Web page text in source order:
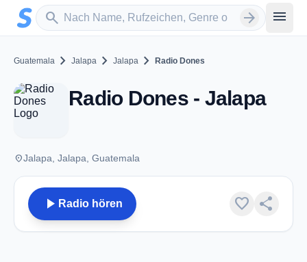
Zum Hauptinhalt springen
search
Sender suchen arrow_forward menu
Guatemala chevron_right Jalapa chevron_right Jalapa chevron_right Radio Dones
Radio Dones - Jalapa
placeJalapa, Jalapa, Guatemala
play_arrow Radio hören favorite share